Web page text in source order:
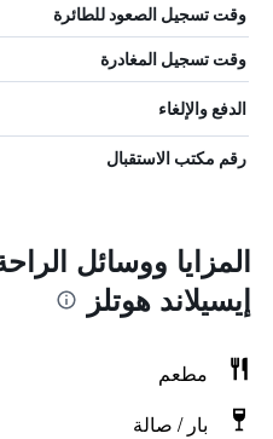
وقت تسجيل الصعود للطائرة
وقت تسجيل المغادرة
الدفع والإلغاء
رقم مكتب الاستقبال
المزايا ووسائل
إيسيلاند هوتلز
مطعم
بار / صالة